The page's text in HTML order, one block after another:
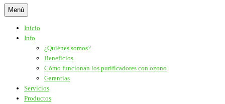
Menú
Inicio
Info
¿Quiénes somos?
Beneficios
Cómo funcionan los purificadores con ozono
Garantias
Servicios
Productos